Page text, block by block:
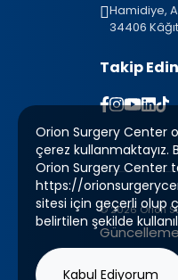
Hamidiye,
34406
Takip Edin
© 2026 Orion
Orion Surgery Center
çerez kullanmaktayız.
Orion Surgery Center
https://
sitesi için geçerli olup
belirtilen şekilde
Kabul Ediyorum